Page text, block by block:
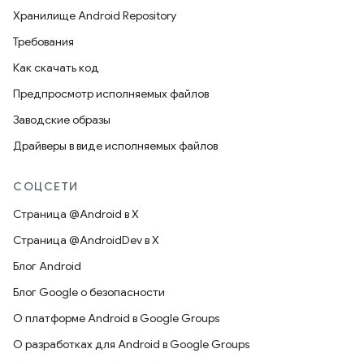
Хранилище Android Repository
Требования
Как скачать код
Предпросмотр исполняемых файлов
Заводские образы
Драйверы в виде исполняемых файлов
СОЦСЕТИ
Страница @Android в X
Страница @AndroidDev в X
Блог Android
Блог Google о безопасности
О платформе Android в Google Groups
О разработках для Android в Google Groups